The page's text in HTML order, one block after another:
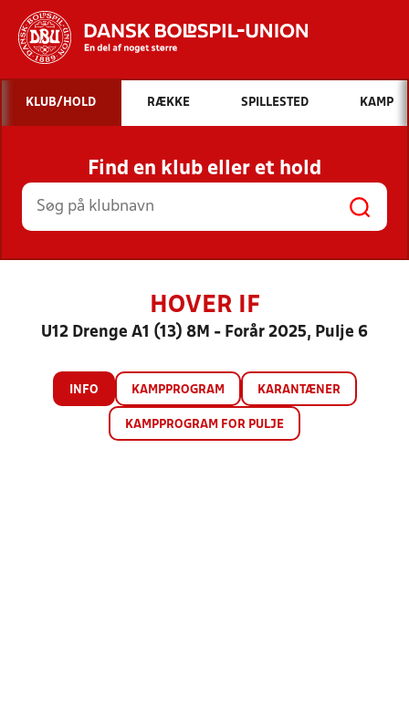
Hvad vil du søge efter?
INDHOLD OG NYHEDER
STILLINGER, RESULTATER, KLUBBER OG
HOLD
KLUB/HOLD RÆKKE SPILLESTED KAMP
Find en klub eller et hold
HOVER IF
U12 Drenge A1 (13) 8M - Forår 2025, Pulje 6
INFO KAMPPROGRAM KARANTÆNER
KAMPPROGRAM FOR PULJE